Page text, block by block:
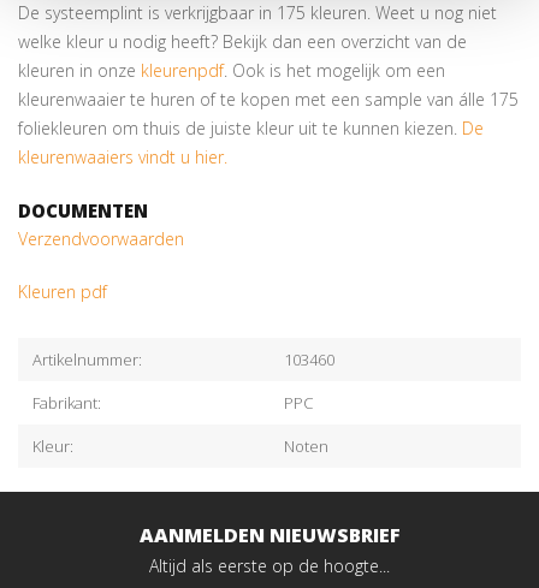
De systeemplint is verkrijgbaar in 175 kleuren. Weet u nog niet
welke kleur u nodig heeft? Bekijk dan een overzicht van de
kleuren in onze kleurenpdf. Ook is het mogelijk om een
kleurenwaaier te huren of te kopen met een sample van álle 175
foliekleuren om thuis de juiste kleur uit te kunnen kiezen. De
kleurenwaaiers vindt u hier.
DOCUMENTEN
Verzendvoorwaarden
Kleuren pdf
Artikelnummer:
103460
Fabrikant:
PPC
Kleur:
Noten
AANMELDEN NIEUWSBRIEF
Altijd als eerste op de hoogte...